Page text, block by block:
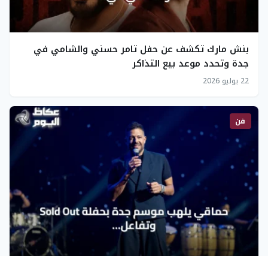
بنش مارك تكشف عن حفل تامر حسني والشامي في
جدة وتحدد موعد بيع التذاكر
22 يوليو 2026
فن